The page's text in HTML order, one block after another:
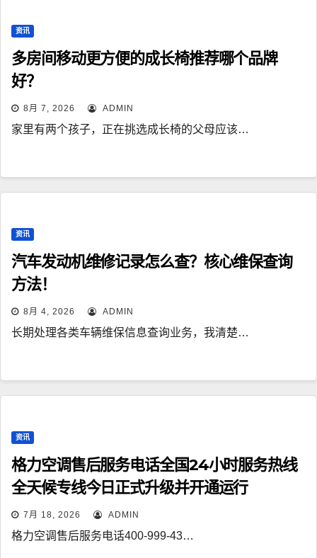
资讯
多房间移动更方便的成长椅推荐哪个品牌
好？
8月 7, 2026 ADMIN
家里有两个孩子，正在挑选成长椅的父母应该…
资讯
汽车发动机维修记录怎么查？核心维保查询
方法！
8月 4, 2026 ADMIN
长期处理各类车辆维保信息查询业务，我清楚…
资讯
格力空调售后服务电话全国24小时服务热线
全天候专线今日正式升级并开通运行
7月 18, 2026 ADMIN
格力空调售后服务电话400-999-43…